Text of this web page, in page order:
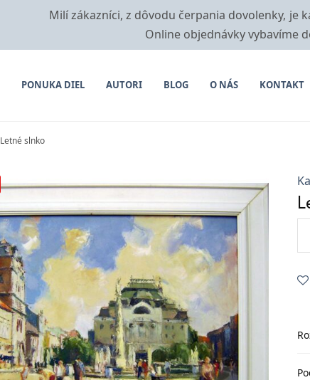
Milí zákazníci, z dôvodu čerpania dovolenky, je
Online objednávky vybavíme
PONUKA DIEL AUTORI BLOG O NÁS KONTAKT
Letné slnko